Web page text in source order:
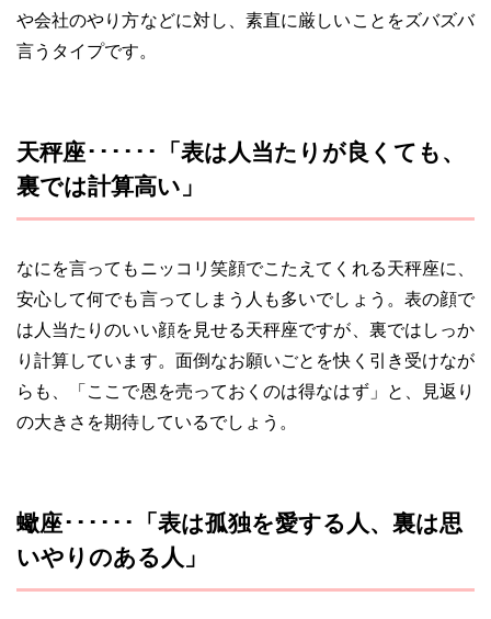
や会社のやり方などに対し、素直に厳しいことをズバズバ
言うタイプです。
天秤座･･････「表は人当たりが良くても、
裏では計算高い」
なにを言ってもニッコリ笑顔でこたえてくれる天秤座に、
安心して何でも言ってしまう人も多いでしょう。表の顔で
は人当たりのいい顔を見せる天秤座ですが、裏ではしっか
り計算しています。面倒なお願いごとを快く引き受けなが
らも、「ここで恩を売っておくのは得なはず」と、見返り
の大きさを期待しているでしょう。
蠍座･･････「表は孤独を愛する人、裏は思
いやりのある人」